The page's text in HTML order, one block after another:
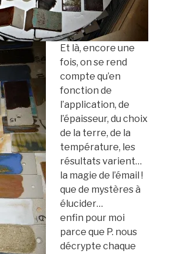
Et là, encore une
fois, on se rend
compte qu’en
fonction de
l’application, de
l’épaisseur, du choix
de la terre, de la
température, les
résultats varient…
la magie de l’émail !
que de mystères à
élucider…
enfin pour moi
parce que P. nous
décrypte chaque